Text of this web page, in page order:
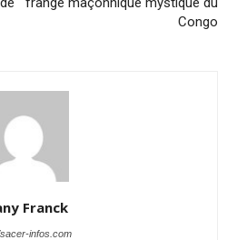
Congo
Franck
infos.com